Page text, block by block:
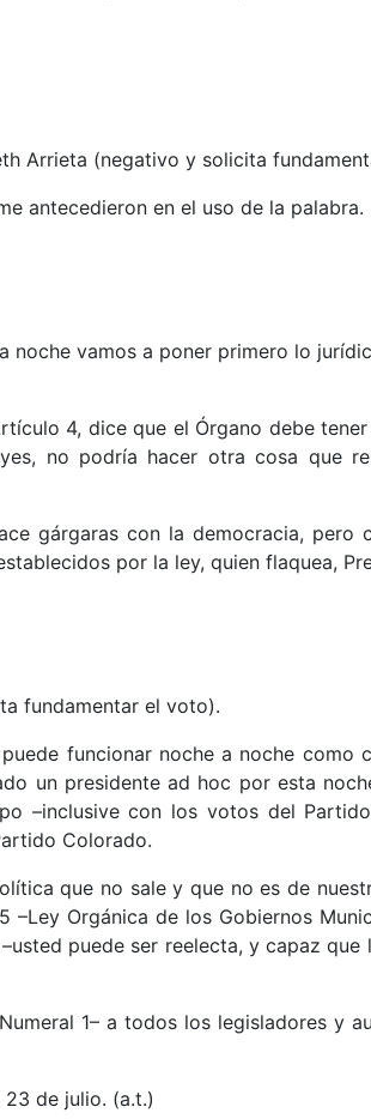
Arrieta (negativo y solicita
antecedieron en el uso de la palabra.
noche vamos a poner primero lo
4, dice que el Órgano debe
no podría hacer otra cosa que
gárgaras con la democracia,
por la ley, quien flaquea,
fundamentar el voto).
puede funcionar noche a noche
un presidente ad hoc por esta
–inclusive con los votos del
Colorado.
que no sale y que no es de
Orgánica de los Gobiernos
puede ser reelecta, y capaz
1– a todos los legisladores y
de julio. (a.t.)